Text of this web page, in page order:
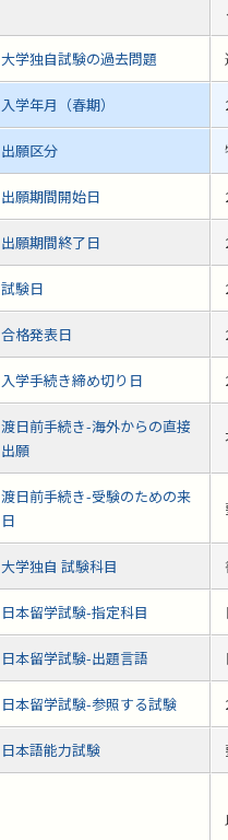
大学独自試験の過去問題
入学年月（春期）
出願区分
出願期間開始日
出願期間終了日
試験日
合格発表日
入学手続き締め切り日
渡日前手続き-海外からの直接
出願
渡日前手続き-受験のための来
日
大学独自 試験科目
日本留学試験-指定科目
日本留学試験-出題言語
日本留学試験-参照する試験
日本語能力試験